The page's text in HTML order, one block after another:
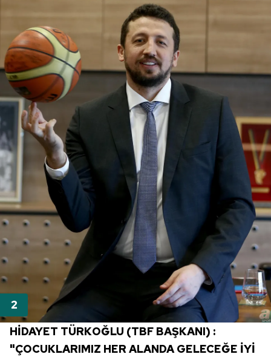
HİDAYET TÜRKOĞLU (TBF BAŞKANI) :
"ÇOCUKLARIMIZ HER ALANDA GELECEĞE İYİ